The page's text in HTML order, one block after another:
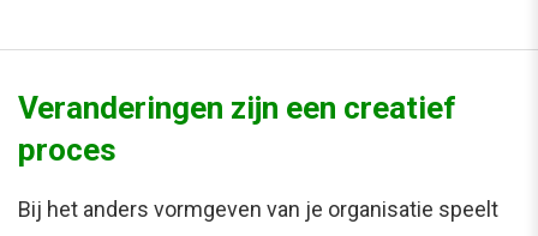
Veranderingen zijn een creatief
proces
Bij het anders vormgeven van je organisatie speelt